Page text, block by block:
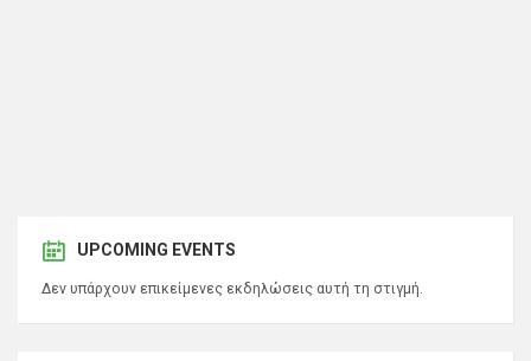
UPCOMING EVENTS
Δεν υπάρχουν επικείμενες εκδηλώσεις αυτή τη στιγμή.